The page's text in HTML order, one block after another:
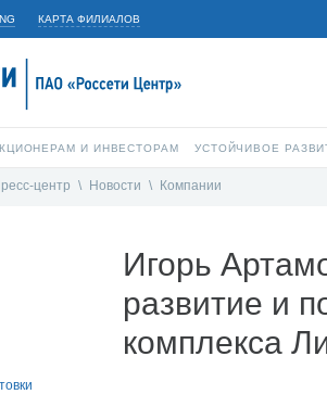
КАРТА ФИЛИАЛОВ
И ИНВЕСТОРАМ УСТОЙЧИВОЕ
центр \ Новости \ Компании
Игорь
развитие и
комплекса